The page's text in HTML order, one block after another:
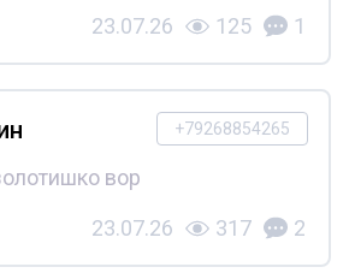
23.07.26 125 1
+79268854265
вор
23.07.26 317 2